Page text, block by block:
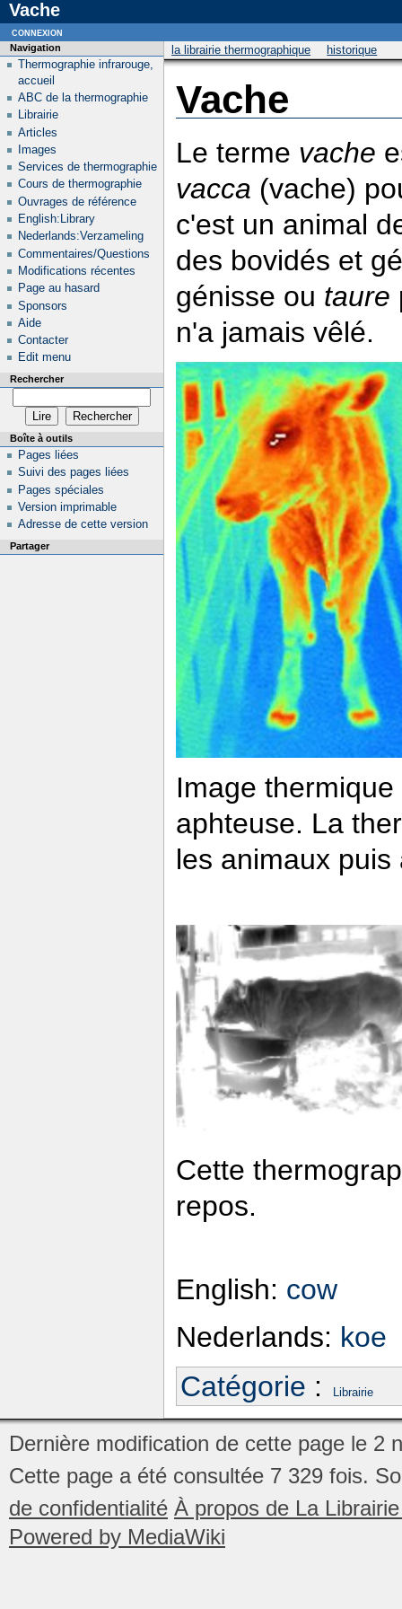
Vache
la librairie thermographique historique
Vache
Le terme vache
vacca (vache)
c'est un animal
des bovidés et
génisse ou taure
n'a jamais vêlé.
Image
aphteuse. La
les animaux
Cette
repos.
English: cow
Nederlands: koe
Catégorie : Librairie
Navigation
Thermographie infrarouge,
accueil
ABC de la thermographie
Librairie
Articles
Images
Services de thermographie
Cours de thermographie
Ouvrages de référence
English:Library
Nederlands:Verzameling
Commentaires/Questions
Modifications récentes
Page au hasard
Sponsors
Aide
Contacter
Edit menu
Rechercher
Boîte à outils
Pages liées
Suivi des pages liées
Pages spéciales
Version imprimable
Adresse de cette version
Partager
connexion
Dernière modification de cette page le 2
Cette page a été consultée 7 329 fois.
de confidentialité À propos de La
Powered by MediaWiki